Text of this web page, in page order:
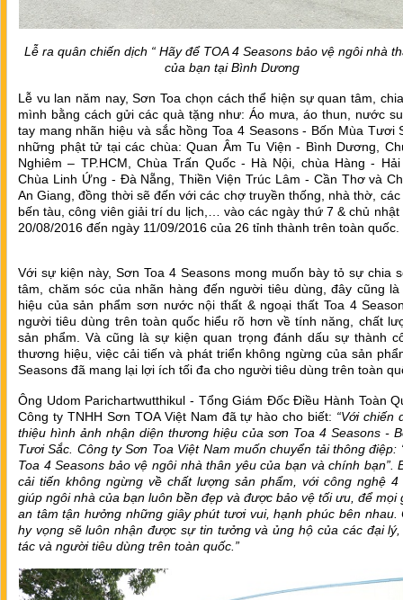
Lễ ra quân chiến dịch “ Hãy để TOA 4 Seasons bảo vệ ngôi nhà
của bạn tại Bình Dương
Lễ vu lan năm nay, Sơn Toa chọn cách thể hiện sự quan tâm,
mình bằng cách gửi các quà tặng như: Áo mưa, áo thun, nước
tay mang nhãn hiệu và sắc hồng Toa 4 Seasons - Bốn Mùa Tươi
những phật tử tại các chùa: Quan Âm Tu Viện - Bình Dương,
Nghiêm – TP.HCM, Chùa Trấn Quốc - Hà Nội, chùa Hàng - Hải
Chùa Linh Ứng - Đà Nẵng, Thiền Viện Trúc Lâm - Cần Thơ và
An Giang, đồng thời sẽ đến với các chợ truyền thống, nhà thờ, các
bến tàu, công viên giải trí du lịch,… vào các ngày thứ 7 & chủ nhật
20/08/2016 đến ngày 11/09/2016 của 26 tỉnh thành trên toàn quốc.
Với sự kiện này, Sơn Toa 4 Seasons mong muốn bày tỏ sự chia
tâm, chăm sóc của nhãn hàng đến người tiêu dùng, đây cũng
hiệu của sản phẩm sơn nước nội thất & ngoại thất Toa 4
người tiêu dùng trên toàn quốc hiểu rõ hơn về tính năng, chất
sản phẩm. Và cũng là sự kiện quan trọng đánh dấu sự thành
thương hiệu, việc cải tiến và phát triển không ngừng của sản
Seasons đã mang lại lợi ích tối đa cho người tiêu dùng trên toàn
Ông Udom Parichartwutthikul - Tổng Giám Đốc Điều Hành Toàn
Công ty TNHH Sơn TOA Việt Nam đã tự hào cho biết: “Với chiến
thiệu hình ảnh nhận diện thương hiệu của sơn Toa 4 Seasons -
Tươi Sắc. Công ty Sơn Toa Việt Nam muốn chuyển tải thông điệp:
Toa 4 Seasons bảo vệ ngôi nhà thân yêu của bạn và chính bạn”.
cải tiến không ngừng về chất lượng sản phẩm, với công nghệ 4
giúp ngôi nhà của bạn luôn bền đẹp và được bảo vệ tối ưu , để
an tâm tận hưởng những giây phút tươi vui, hạnh phúc bên nhau.
hy vọng sẽ luôn nhận được sự tin tưởng và ủng hộ của các đại
tác và người tiêu dùng trên toàn quốc.”